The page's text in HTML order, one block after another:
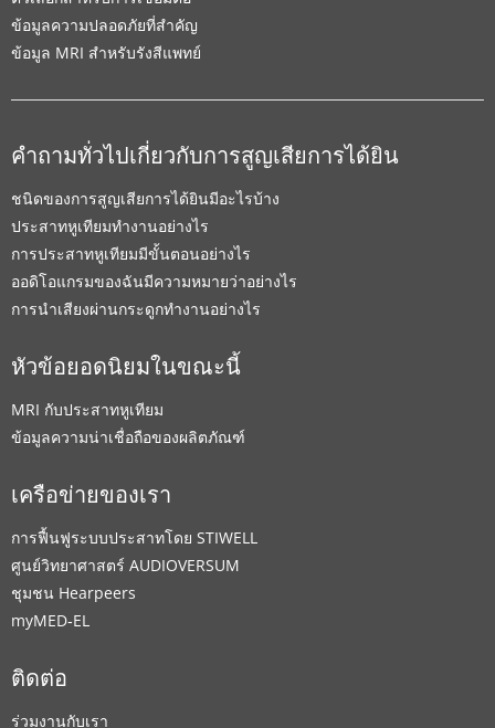
ข้อมูลความปลอดภัยที่สำคัญ
ข้อมูล MRI สำหรับรังสีแพทย์
คำถามทั่วไปเกี่ยวกับการสูญเสียการได้ยิน
ชนิดของการสูญเสียการได้ยินมีอะไรบ้าง
ประสาทหูเทียมทำงานอย่างไร
การประสาทหูเทียมมีขั้นตอนอย่างไร
ออดิโอแกรมของฉันมีความหมายว่าอย่างไร
การนำเสียงผ่านกระดูกทำงานอย่างไร
หัวข้อยอดนิยมในขณะนี้
MRI กับประสาทหูเทียม
ข้อมูลความน่าเชื่อถือของผลิตภัณฑ์
เครือข่ายของเรา
การฟื้นฟูระบบประสาทโดย STIWELL
ศูนย์วิทยาศาสตร์ AUDIOVERSUM
ชุมชน Hearpeers
myMED‑EL
ติดต่อ
ร่วมงานกับเรา